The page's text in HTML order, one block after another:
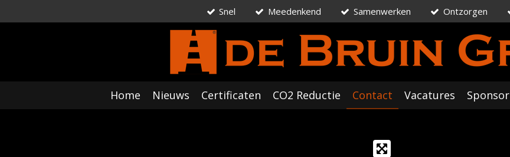
direct
Snel Meedenkend Samenwerken Ontzorgen
Home Nieuws Certificaten CO2 Reductie Contact Vacatures Sponsor